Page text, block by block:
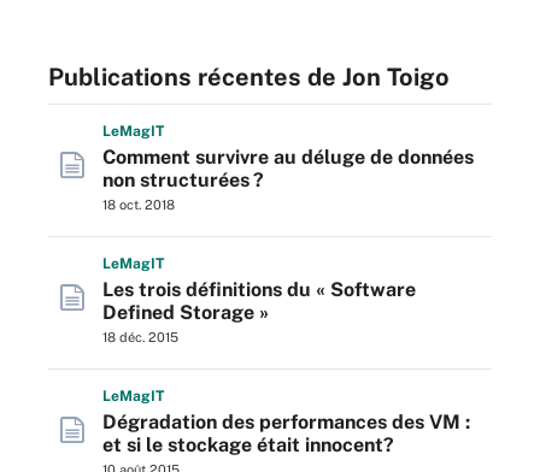
Publications récentes de Jon Toigo
LeMagIT
Comment survivre au déluge de données
non structurées ?
18 oct. 2018
LeMagIT
Les trois définitions du « Software
Defined Storage »
18 déc. 2015
LeMagIT
Dégradation des performances des VM :
et si le stockage était innocent?